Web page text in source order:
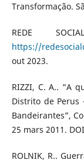
Transformação.
REDE
https://
out 2023.
RIZZI, C. A.. “A
Distrito de Perus
Bandeirantes”,
25 mars 2011.
ROLNIK, R..